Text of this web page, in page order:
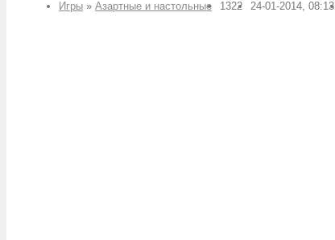
Игры » Азартные и настольные 1322 24-01-2014, 08:13